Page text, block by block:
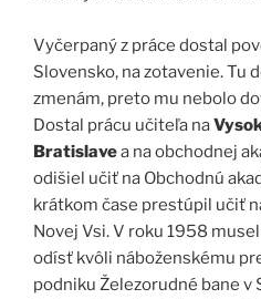
Vyčerpaný z práce dostal
Slovensko, na zotavenie. Tu
zmenám, preto mu nebolo
Dostal prácu učiteľa na
Bratislavea na obchodnej
odišiel učiť na Obchodnú
krátkom čase prestúpil učiť
Novej Vsi. V roku 1958
odísť kvôli náboženskému
podniku Železorudné bane v